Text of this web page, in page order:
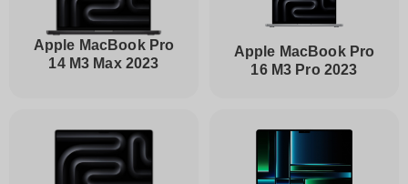
Apple MacBook Pro
14 M3 Max 2023
Apple MacBook Pro
16 M3 Pro 2023